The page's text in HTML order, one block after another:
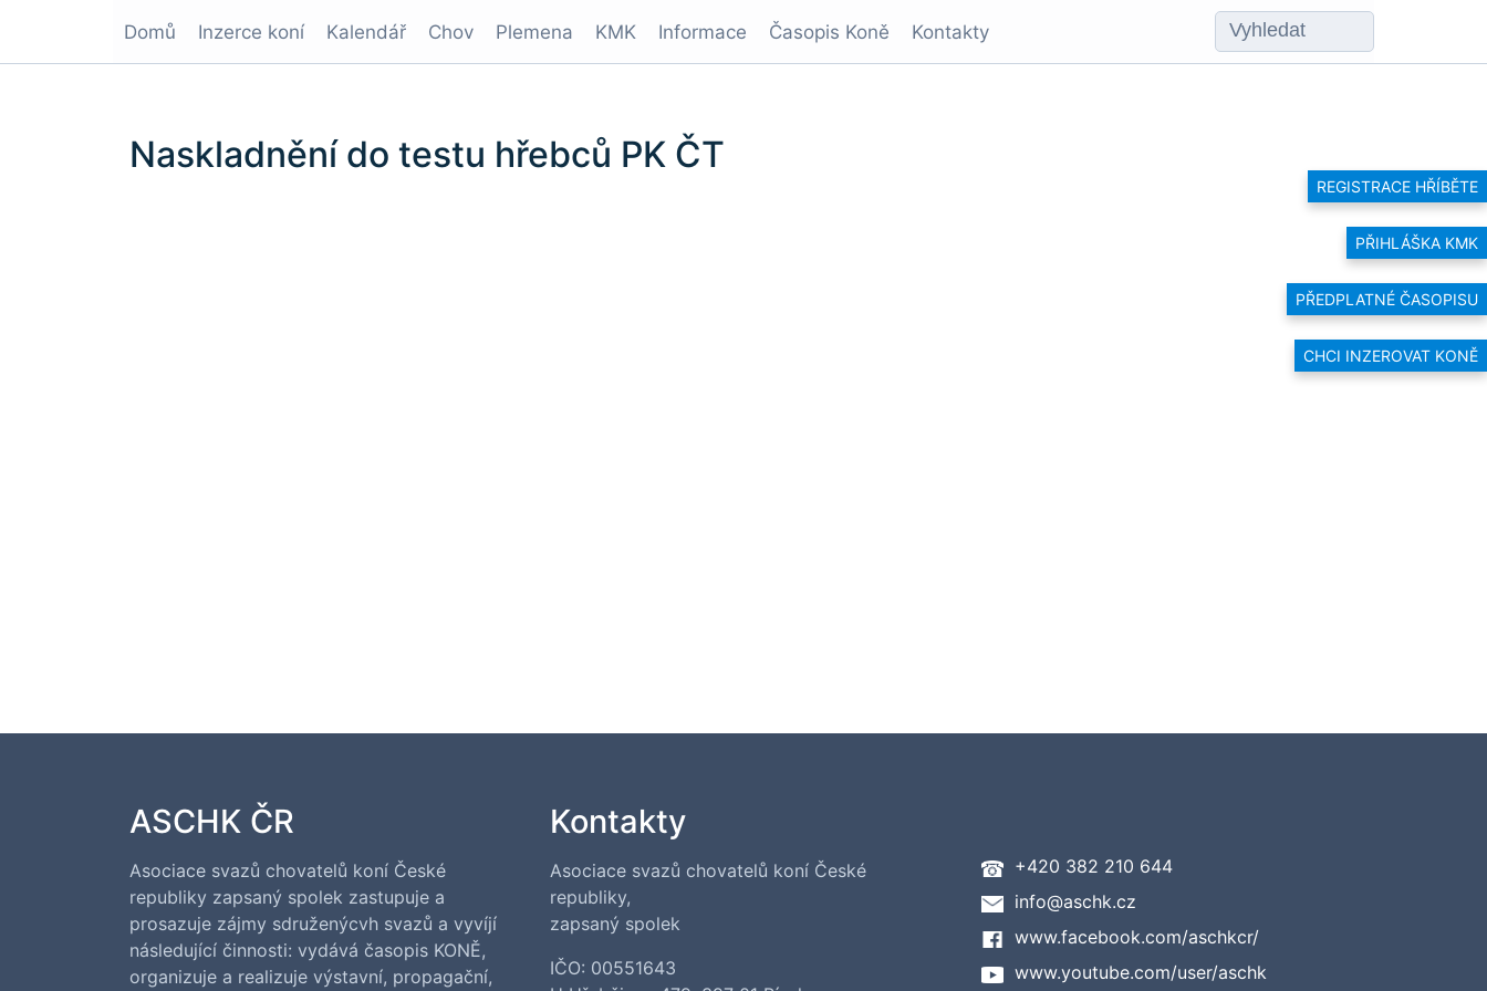
REGISTRACE HŘÍBĚTE
PŘIHLÁŠKA KMK
PŘEDPLATNÉ ČASOPISU
CHCI INZEROVAT KONĚ
Domů Inzerce koní Kalendář Chov Plemena KMK Informace Časopis Koně Kontakty
Naskladnění do testu hřebců PK ČT
ASCHK ČR
Asociace svazů chovatelů koní České
republiky zapsaný spolek zastupuje a
prosazuje zájmy sdruženýcvh svazů a vyvíjí
následující činnosti: vydává časopis KONĚ,
organizuje a realizuje výstavní, propagační,
Kontakty
Asociace svazů chovatelů koní České
republiky,
zapsaný spolek
IČO: 00551643
+420 382 210 644
info@aschk.cz
www.facebook.com/aschkcr/
www.youtube.com/user/aschk